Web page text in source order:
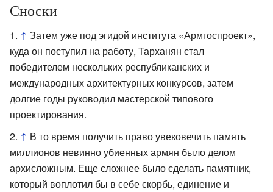
Сноски
↑ Затем уже под эгидой института «Армгоспроект»,
куда он поступил на работу, Тарханян стал
победителем нескольких республиканских и
международных архитектурных конкурсов, затем
долгие годы руководил мастерской типового
проектирования.
↑ В то время получить право увековечить память
миллионов невинно убиенных армян было делом
архисложным. Еще сложнее было сделать памятник,
который воплотил бы в себе скорбь, единение и